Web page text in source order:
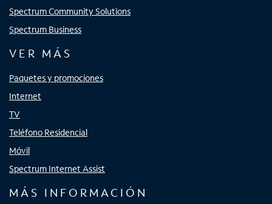
Spectrum Community Solutions
Spectrum Business
VER MÁS
Paquetes y promociones
Internet
TV
Teléfono Residencial
Móvil
Spectrum Internet Assist
MÁS INFORMACIÓN